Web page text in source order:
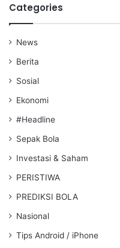
Categories
News
Berita
Sosial
Ekonomi
#Headline
Sepak Bola
Investasi & Saham
PERISTIWA
PREDIKSI BOLA
Nasional
Tips Android / iPhone